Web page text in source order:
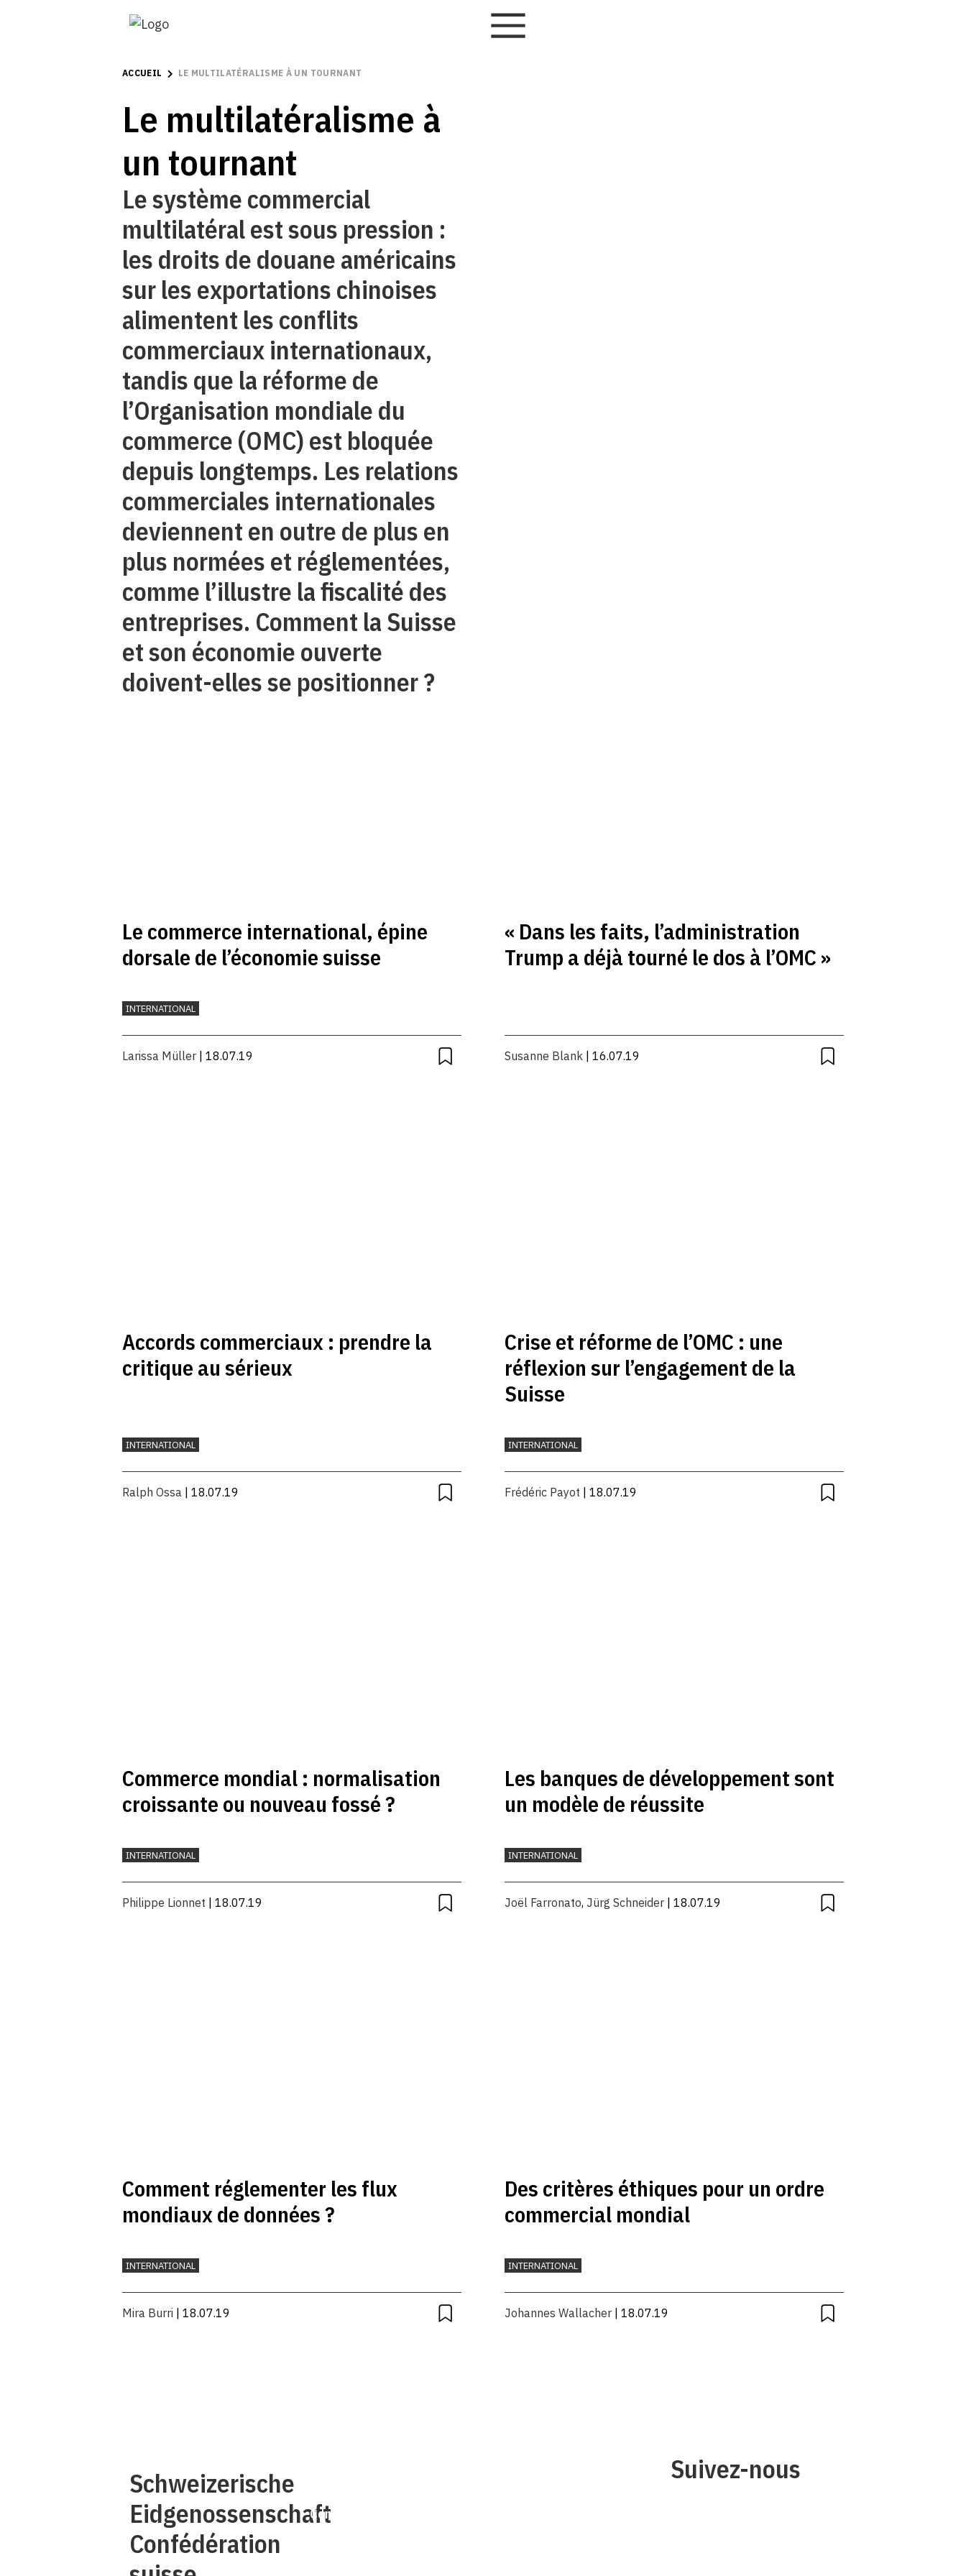
ACCUEIL LE MULTILATÉRALISME À UN TOURNANT
Le multilatéralisme à
un tournant
Le système commercial
multilatéral est sous pression :
les droits de douane américains
sur les exportations chinoises
alimentent les conflits
commerciaux internationaux,
tandis que la réforme de
l’Organisation mondiale du
commerce (OMC) est bloquée
depuis longtemps. Les relations
commerciales internationales
deviennent en outre de plus en
plus normées et réglementées,
comme l’illustre la fiscalité des
entreprises. Comment la Suisse
et son économie ouverte
doivent-elles se positionner ?
Le commerce international, épine
dorsale de l’économie suisse
INTERNATIONAL
Larissa Müller | 18.07.19
« Dans les faits, l’administration
Trump a déjà tourné le dos à l’OMC »
Susanne Blank | 16.07.19
Accords commerciaux : prendre la
critique au sérieux
INTERNATIONAL
Ralph Ossa | 18.07.19
Crise et réforme de l’OMC : une
réflexion sur l’engagement de la
Suisse
INTERNATIONAL
Frédéric Payot | 18.07.19
Commerce mondial : normalisation
croissante ou nouveau fossé ?
INTERNATIONAL
Philippe Lionnet | 18.07.19
Les banques de développement sont
un modèle de réussite
INTERNATIONAL
Joël Farronato, Jürg Schneider | 18.07.19
Comment réglementer les flux
mondiaux de données ?
INTERNATIONAL
Mira Burri | 18.07.19
Des critères éthiques pour un ordre
commercial mondial
INTERNATIONAL
Johannes Wallacher | 18.07.19
Schweizerische
Eidgenossenschaft
Confédération
Contact
Suivez-nous